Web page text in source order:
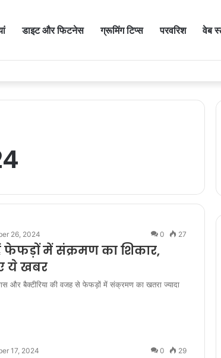
डाइट और फिटनेस ग्रूमिंग टिप्स परवरिश वेब
26, 2024 0 27
फेफड़ों में संक्रमण का शिकार,
ये खबर
बैक्टीरिया की वजह से फेफड़ों में संक्रमण का खतरा ज्‍यादा
17, 2024 0 29